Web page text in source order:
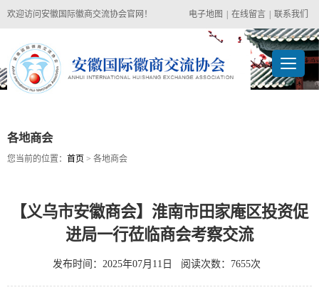
欢迎访问安徽国际徽商交流协会官网！ 电子地图 在线留言 联系我们
各地商会
您当前的位置： 首页 > 各地商会
【义乌市安徽商会】淮南市田家庵区投资促
进局一行莅临商会考察交流
发布时间：2025年07月11日 阅读次数：7655次